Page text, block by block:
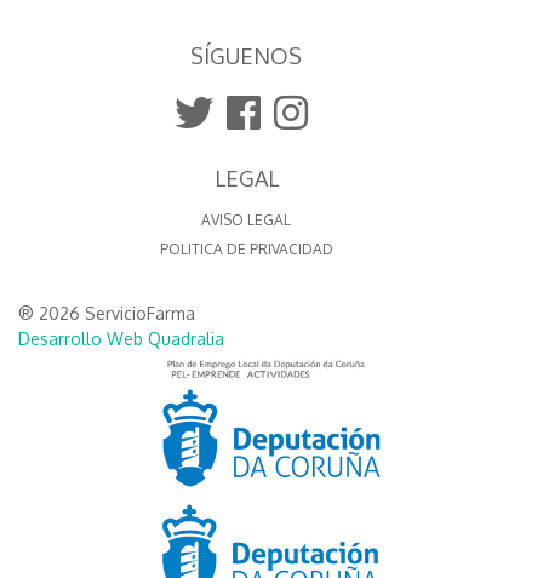
SÍGUENOS
LEGAL
AVISO LEGAL
POLITICA DE PRIVACIDAD
® 2026 ServicioFarma
Desarrollo Web Quadralia